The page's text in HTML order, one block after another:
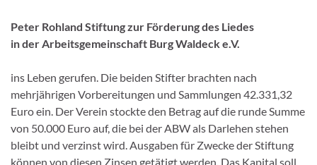
Peter Rohland Stiftung zur Förderung des Liedes
in der Arbeitsgemeinschaft Burg Waldeck e.V.
ins Leben gerufen. Die beiden Stifter brachten nach
mehrjährigen Vorbereitungen und Sammlungen 42.331,32
Euro ein. Der Verein stockte den Betrag auf die runde Summe
von 50.000 Euro auf, die bei der ABW als Darlehen stehen
bleibt und verzinst wird. Ausgaben für Zwecke der Stiftung
können von diesen Zinsen getätigt werden. Das Kapital soll